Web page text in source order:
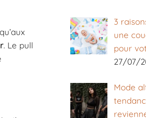
. Le pull
3
une
pour
27/07/
Mode